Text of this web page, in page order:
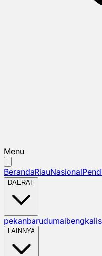
Menu
BerandaRiauNasional
DAERAH
pekanbarudumaibengkalis
LAINNYA